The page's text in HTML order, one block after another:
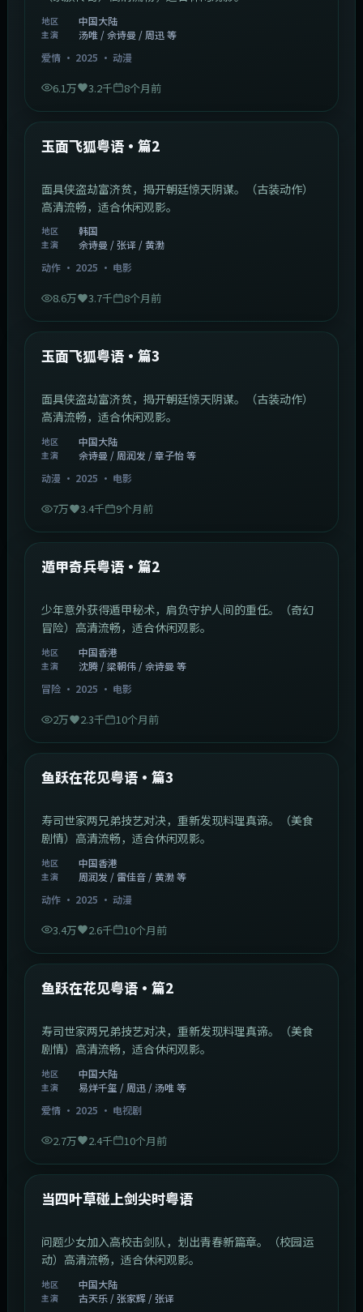
地区 中国大陆
主演
汤唯 / 佘诗曼 / 周迅 等
爱情· 2025 · 动漫
6.1万 3.2千 8个月前
最新
玉面飞狐粤语·篇2
面具侠盗劫富济贫，揭开朝廷惊天阴谋。（古装动作）
高清流畅，适合休闲观影。
地区 韩国
主演
佘诗曼 / 张译 / 黄渤
动作· 2025 · 电影
8.6万 3.7千 8个月前
最新
玉面飞狐粤语·篇3
面具侠盗劫富济贫，揭开朝廷惊天阴谋。（古装动作）
高清流畅，适合休闲观影。
地区 中国大陆
主演
佘诗曼 / 周润发 / 章子怡 等
动漫 · 2025 · 电影
7万 3.4千 9个月前
最新
遁甲奇兵粤语·篇2
少年意外获得遁甲秘术，肩负守护人间的重任。（奇幻
冒险）高清流畅，适合休闲观影。
地区 中国香港
主演
沈腾 / 梁朝伟 / 佘诗曼 等
冒险· 2025 · 电影
2万 2.3千 10个月前
最新
鱼跃在花见粤语·篇3
寿司世家两兄弟技艺对决，重新发现料理真谛。（美食
剧情）高清流畅，适合休闲观影。
地区 中国香港
主演
周润发 / 雷佳音 / 黄渤 等
动作· 2025 · 动漫
3.4万 2.6千 10个月前
最新
鱼跃在花见粤语·篇2
寿司世家两兄弟技艺对决，重新发现料理真谛。（美食
剧情）高清流畅，适合休闲观影。
地区 中国大陆
主演
易烊千玺 / 周迅 / 汤唯 等
爱情· 2025 · 电视剧
2.7万 2.4千 10个月前
最新
当四叶草碰上剑尖时粤语
问题少女加入高校击剑队，划出青春新篇章。（校园运
动）高清流畅，适合休闲观影。
地区 中国大陆
主演
古天乐 / 张家辉 / 张译